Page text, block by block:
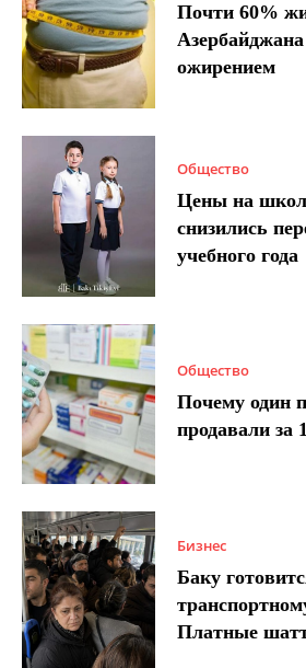
Почти 60%
ожирением
Общество
Цены на
снизились
учебного года
Общество
Почему один
продавали за
Бизнес
Баку
Платные